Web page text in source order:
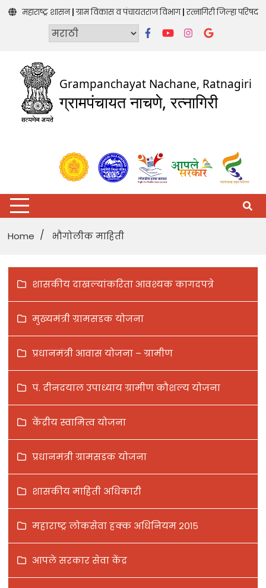
Skip
to
महाराष्ट्र शासन|ग्राम विकास व पंचायतराज विभाग|रत्नागिरी जिल्हा परिषद
Grampanchayat Nachane, Ratnagiri
ग्रामपंचायत नाचणे, रत्नागिरी
Home भौगोलीक माहिती
शासकीय दाखल्यांकरिता आवश्यक कागदपत्रे
मुख्यमंत्री ग्रामसडक योजना
प्रधानमंत्री आवास योजना – ग्रामीण
पं. दीनदयाल उपाध्याय ग्रामीण कौशल्य योजना
केंद्रीय स्वामित्व योजना
प्रधानमंत्री ग्रामसडक योजना
शासकीय माहिती अधिकारी
महाराष्ट्र लोकसेवा हक्क अधिनियम २०१५
आपले सरकार सेवा केंद्र